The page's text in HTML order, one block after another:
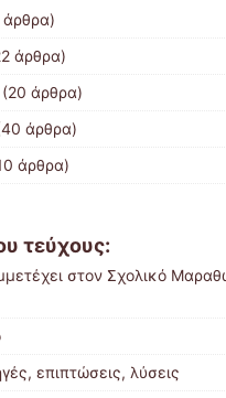
άρθρα)
άρθρα)
(20 άρθρα)
άρθρα)
άρθρα)
τεύχους:
στον Σχολικό
επιπτώσεις, λύσεις